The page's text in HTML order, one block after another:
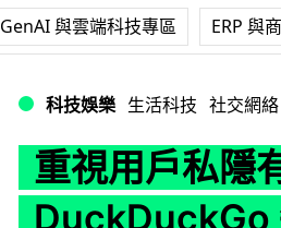
GenAI 與雲端科技專區 ERP 與
科技娛樂 生活科技 社交網絡
重視用戶私隱
DuckDuckGo